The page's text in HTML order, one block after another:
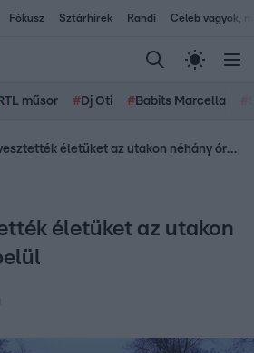
Fókusz Sztárhírek Randi Celeb vagyok,
RTL műsor # Dj Oti # Babits Marcella
Négyen vesztették életüket az utakon néhány órán belül
életüket az utakon